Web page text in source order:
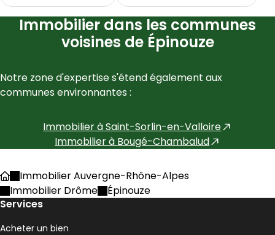
Immobilier dans les communes
voisines de Épinouze
Notre zone d'expertise s'étend également aux
communes environnantes :
Immobilier àSaint-Sorlin-en-Valloire
Immobilier à Bougé-Chambalud
AccueilImmobilier Auvergne-Rhône-Alpes
Immobilier Drôme
Épinouze
Services
Acheter un bien